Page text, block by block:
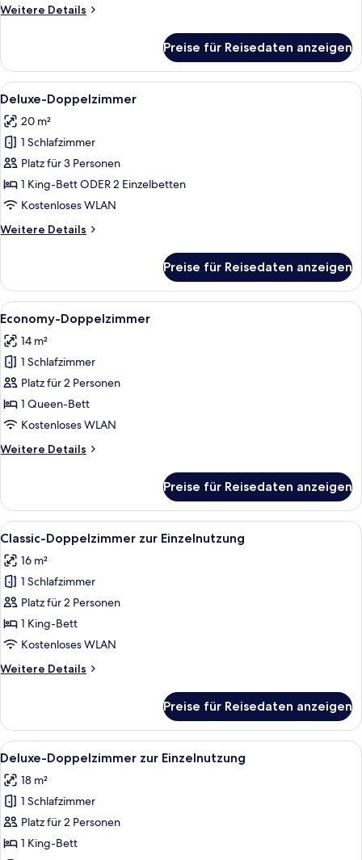
Weitere Details
Weitere
Doppelzimmer
Preise für Reisedaten anzeigen
Alle
Fotos
für
Deluxe-
Doppelzimmer
anzeigen
Ein modernes Hotelzimmer mit
4
Deluxe-Doppelzimmer
20 m²
1 Schlafzimmer
Platz für 3 Personen
1 King-Bett ODER 2 Einzelbetten
Kostenloses WLAN
Weitere Details
Weitere
Doppelzimmer
Preise für Reisedaten anzeigen
Alle
Fotos
für
Economy-
Doppelzimmer
anzeigen
Ein modernes Schlafzimmer mit
4
Economy-Doppelzimmer
14 m²
1 Schlafzimmer
Platz für 2 Personen
1 Queen-Bett
Kostenloses WLAN
Weitere Details
Weitere
Doppelzimmer
Preise für Reisedaten anzeigen
Alle
Fotos
für
Classic-
Doppelzimmer
zur
Einzelnutzung
Ein Schlafzimmer mit Bett,
5
Classic-Doppelzimmer zur Einzelnutzung
16 m²
1 Schlafzimmer
Platz für 2 Personen
1 King-Bett
Kostenloses WLAN
Weitere Details
Weitere
Doppelzimmer
zur
Einzelnutzung
Preise für Reisedaten anzeigen
Alle
Fotos
für
Deluxe-
Doppelzimmer
zur
Ein modernes Hotelzimmer mit
4
Deluxe-Doppelzimmer zur Einzelnutzung
18 m²
1 Schlafzimmer
Platz für 2 Personen
1 King-Bett